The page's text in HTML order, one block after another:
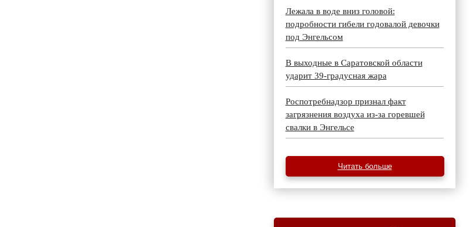
Лежала в воде вниз головой:
подробности гибели годовалой девочки
под Энгельсом
В выходные в Саратовской области
ударит 39-градусная жара
Роспотребнадзор признал факт
загрязнения воздуха из-за горевшей
свалки в Энгельсе
Читать больше